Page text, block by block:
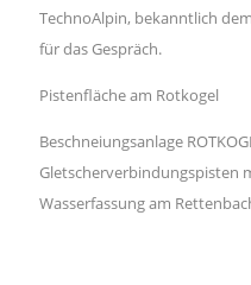
TechnoAlpin, bekanntlich
für das Gespräch.
Pistenfläche am Rotkogel
Beschneiungsanlage
Gletscherverbindungspisten
Wasserfassung am